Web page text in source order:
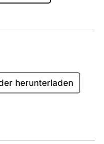
herunterladen